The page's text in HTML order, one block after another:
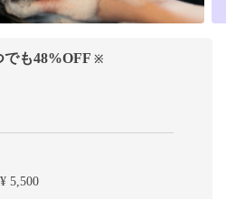
も48%OFF ※
5,500